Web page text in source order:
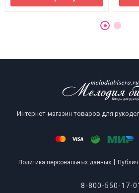
Интернет-магазин товаров для
Политика персональных данных
8-800-550-17-